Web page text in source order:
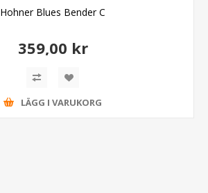
Hohner Blues Bender C
359,00 kr
LÄGG I VARUKORG